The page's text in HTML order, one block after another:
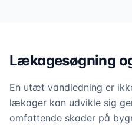
Lækagesøgning
En utæt vandledning er
lækager kan udvikle sig
omfattende skader på